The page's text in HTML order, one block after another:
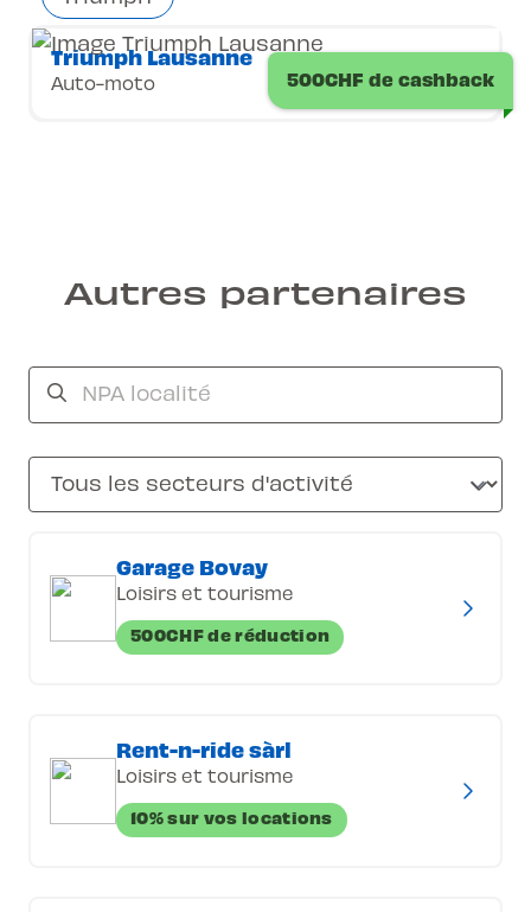
500CHF de cashback
Triumph Lausanne
Auto-moto
Autres partenaires
Garage Bovay
Loisirs et tourisme
500CHF de réduction
Rent-n-ride sàrl
Loisirs et tourisme
10% sur vos locations